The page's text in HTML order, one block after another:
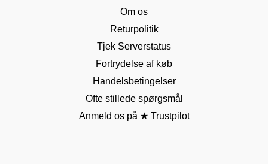
Om os
Returpolitik
Tjek Serverstatus
Fortrydelse af køb
Handelsbetingelser
Ofte stillede spørgsmål
Anmeld os på ★ Trustpilot